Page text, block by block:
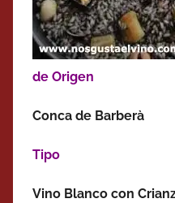
de Origen
Conca de Barberà
Tipo
Vino Blanco con